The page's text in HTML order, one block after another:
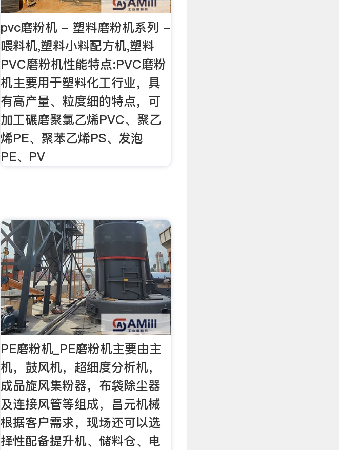
pvc磨粉机 - 塑料磨粉机系列 -
喂料机,塑料小料配方机,塑料
PVC磨粉机性能特点:PVC磨粉
机主要用于塑料化工行业，具
有高产量、粒度细的特点，可
加工碾磨聚氯乙烯PVC、聚乙
烯PE、聚苯乙烯PS、发泡
PE、PV
PE磨粉机_PE磨粉机主要由主
机，鼓风机，超细度分析机，
成品旋风集粉器，布袋除尘器
及连接风管等组成，昌元机械
根据客户需求，现场还可以选
择性配备提升机、储料仓、电